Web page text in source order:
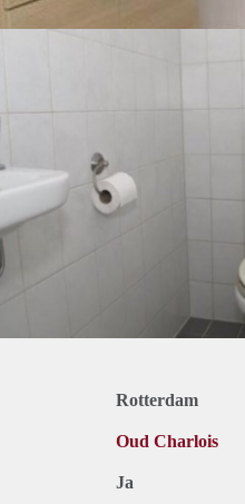
Rotterdam
Oud Charlois
Ja